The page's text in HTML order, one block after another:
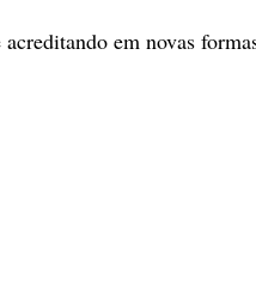
em novas